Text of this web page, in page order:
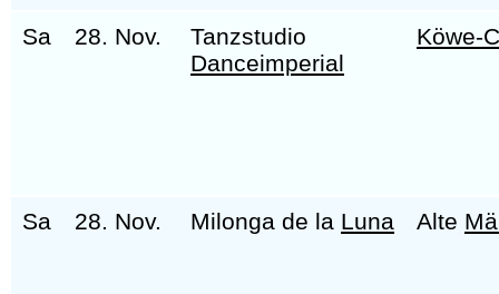
Sa
28. Nov.
Tanzstudio
Danceimperial
Köwe-
Sa 28. Nov. Milonga de la Luna Alte